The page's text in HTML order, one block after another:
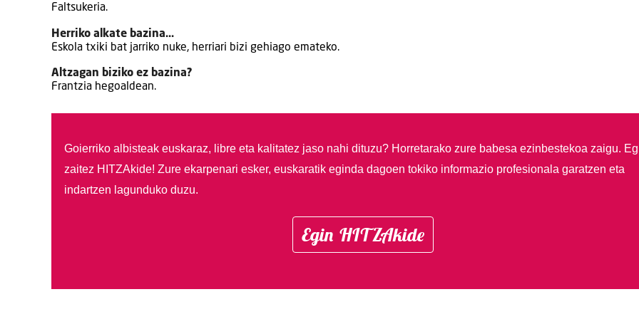
Faltsukeria.
Herriko alkate bazina…
Eskola txiki bat jarriko nuke, herriari bizi gehiago emateko.
Altzagan biziko ez bazina?
Frantzia hegoaldean.
Goierriko albisteak euskaraz, libre eta kalitatez jaso nahi dituzu? Horretarako zure babesa ezinbestekoa zaigu.
zaitez HITZAkide! Zure ekarpenari esker, euskaratik eginda dagoen tokiko informazio profesionala garatzen eta
indartzen lagunduko duzu.
Egin HITZAkide